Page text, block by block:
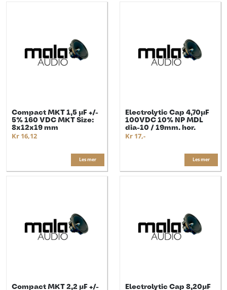
Compact MKT 1,5 µF +/-
5% 160 VDC MKT Size:
8x12x19 mm
Kr 16,12
Les mer
Electrolytic Cap 4,70µF
100VDC 10% NP MDL
dia-10 / 19mm. hor.
Kr 17,-
Les mer
Compact MKT 2,2 µF +/-
Electrolytic Cap 8,20µF